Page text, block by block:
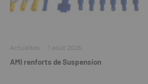
Actualités · 1 août 2026
AMI renforts de Suspension